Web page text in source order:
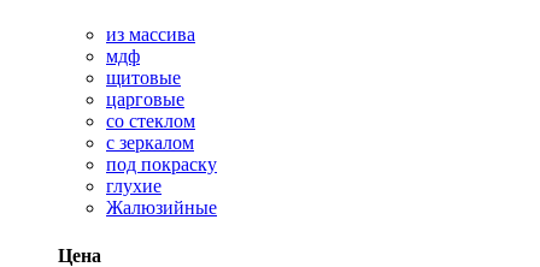
из массива
мдф
щитовые
царговые
со стеклом
с зеркалом
под покраску
глухие
Жалюзийные
Цена